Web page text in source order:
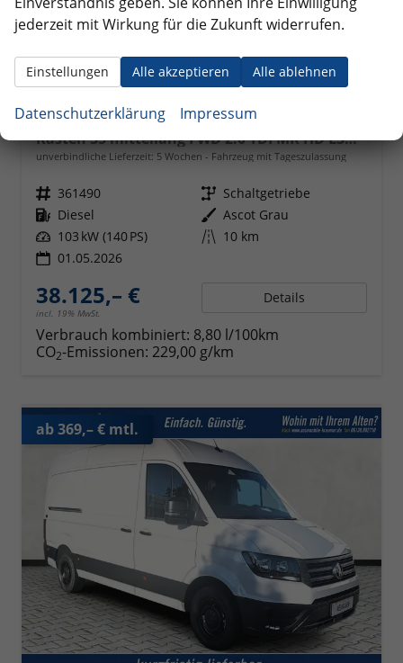
Volkswagen Crafter Kastenwagen
Kasten 35 mittellang FWD 2.0 TDI MR HD L3H3 ErgoActive
unverbindliche Lieferzeit: 5 Wochen Fahrzeug mit Tageszulassung
Fahrzeugnr. 361490 Getriebe Schaltgetriebe
Kraftstoff Diesel Außenfarbe Ascot Grau
Leistung 103 kW (140 PS) Kilometerstand 10 km
01.05.2026
38.125,– €
incl. 19% MwSt.
Details
Verbrauch kombiniert: 8,80 l/100km
CO2-Emissionen: 229,00 g/km
ab 369,– € mtl.
jederzeit mit Wirkung für die Zukunft widerrufen.
Alle akzeptieren Alle ablehnen
Einstellungen
Datenschutzerklärung Impressum